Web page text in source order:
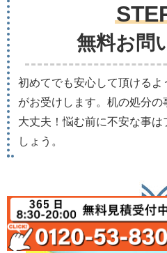
無料お問
初めてでも安心して頂けるよ
がお受けします。机の処分
大丈夫！悩む前に不安な事は
しょう。